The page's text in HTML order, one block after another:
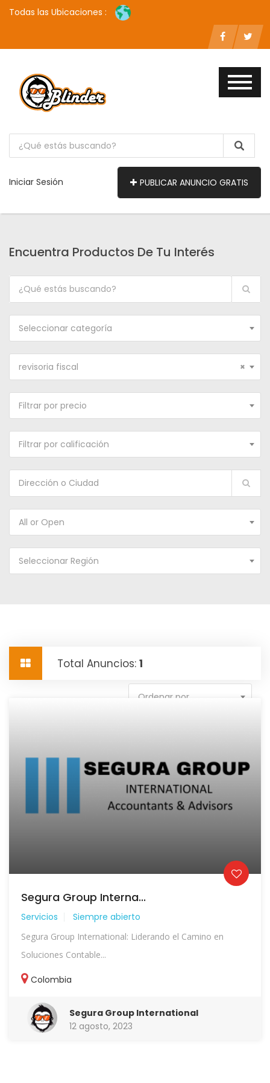
Todas las Ubicaciones :
Iniciar Sesión PUBLICAR ANUNCIO GRATIS
Encuentra Productos De Tu Interés
Seleccionar categoría
×
revisoria fiscal
Filtrar por precio
Filtrar por calificación
All or Open
Seleccionar Región
Total Anuncios: 1
Ordenar por
Segura Group Interna...
Servicios Siempre abierto
Segura Group International: Liderando el Camino en
Soluciones Contable...
Colombia
Segura Group International
12 agosto, 2023